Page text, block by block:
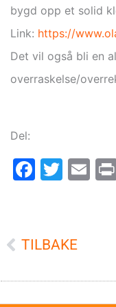
bygd opp et solid
Link: https://
Det vil også bli en
overraskelse/
Del:
Prev
TILBAKE